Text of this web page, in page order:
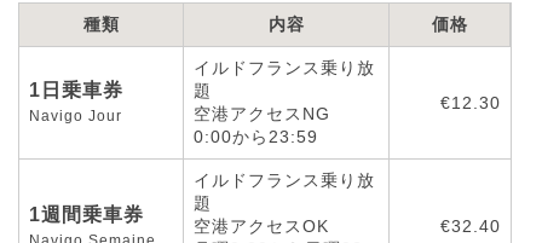
種類 内容 価格
1日乗車券
Navigo Jour
イルドフランス乗り放
題
空港アクセスNG
0:00から23:59
€12.30
1週間乗車券
イルドフランス乗り放
題
空港アクセスOK
€32.40
【最新版】パリ治安情報
当サイト限定クーポン